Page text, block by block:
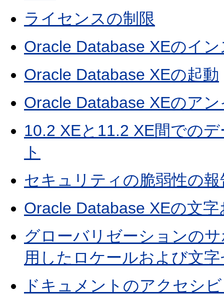
ライセンスの制限
Oracle Database XEのイ
Oracle Database XEの起動
Oracle Database XEのア
10.2 XEと11.2 XE間での
ト
セキュリティの脆弱性の報
Oracle Database XEの文
グローバリゼーションの
用したロケールおよび文
ドキュメントのアクセシ